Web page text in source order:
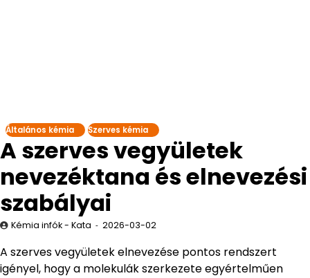
Általános kémia Szerves kémia
A szerves vegyületek
nevezéktana és elnevezési
szabályai
Kémia infók - Kata 2026-03-02
A szerves vegyületek elnevezése pontos rendszert
igényel, hogy a molekulák szerkezete egyértelműen